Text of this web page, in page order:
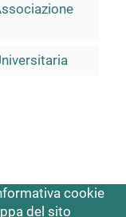
cookie
del sito